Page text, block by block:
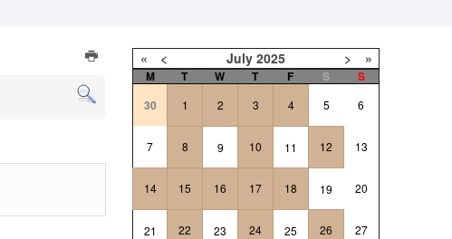
« < July 2025 > »
M T W T F S
S
30
1 2 3 4 5 6
7 8 9 10 11 12 13
14 15 16 17 18 19 20
21 22 23 24 25 26 27